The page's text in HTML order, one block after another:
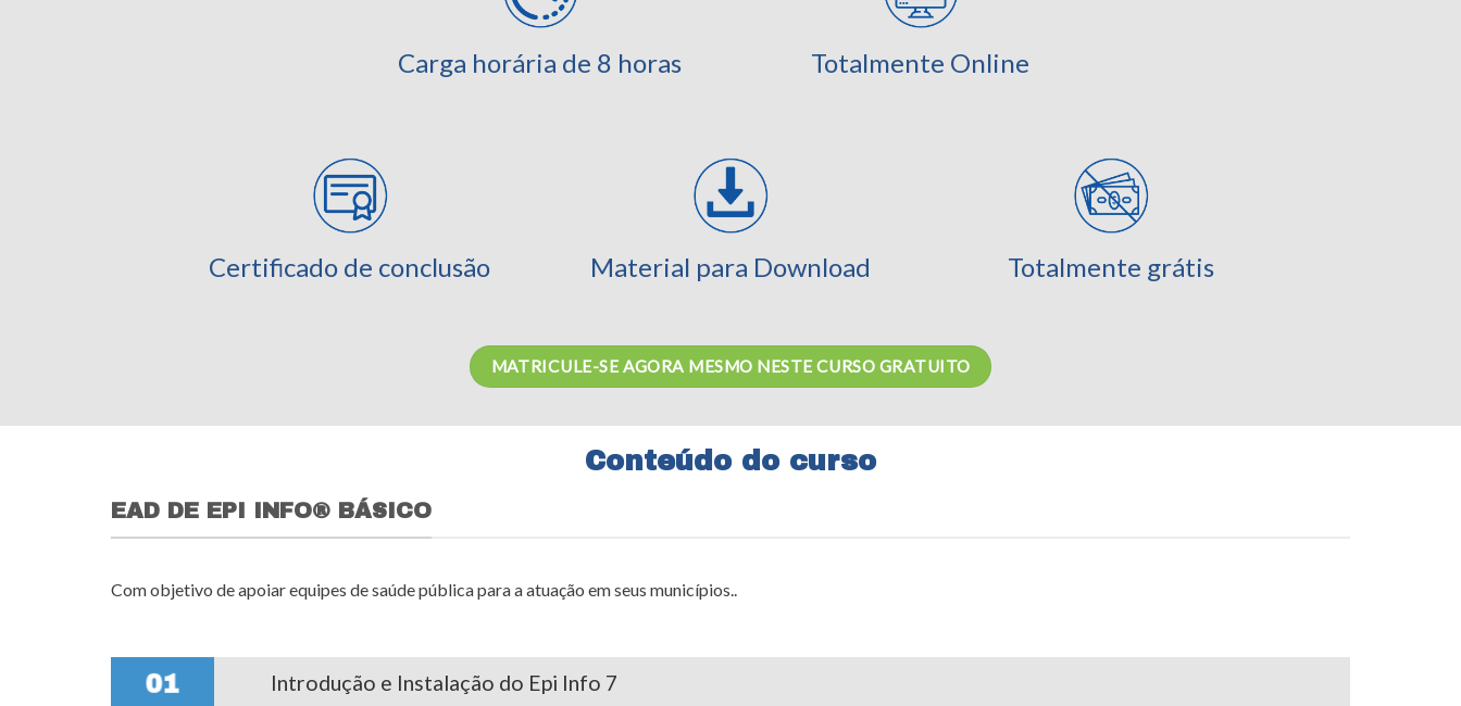
Carga horária de 8 horas Totalmente Online
Certificado de conclusão Material para Download Totalmente grátis
MATRICULE-SE AGORA MESMO NESTE CURSO GRATUITO
Conteúdo do curso
EAD DE EPI INFO® BÁSICO
Com objetivo de apoiar equipes de saúde pública para a atuação em seus municípios..
01 Introdução e Instalação do Epi Info 7